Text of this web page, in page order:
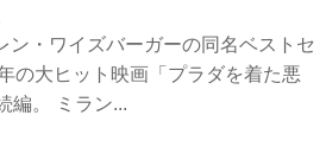
ン・ワイズバーガーの同名ベストセ
の大ヒット映画「プラダを着た悪
編。 ミラン...